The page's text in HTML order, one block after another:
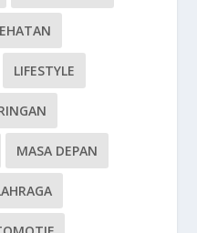
LIFESTYLE
MASA DEPAN